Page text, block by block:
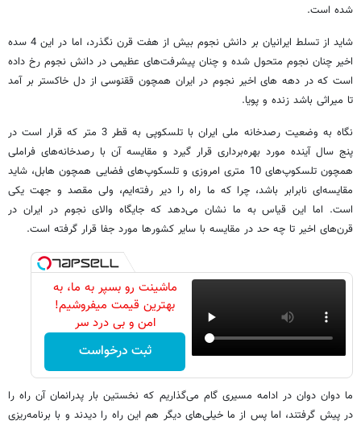
شده است.
شاید از تسلط ایرانیان بر دانش نجوم بیش از هفت قرن نگذرد، اما در این 4 سده
اخیر چنان نجوم متحول شده و چنان پیشرفت‌های عظیمی در دانش نجوم رخ داده
است که در دهه های اخیر نجوم در ایران همچون ققنوسی از دل خاکستر بر آمد
تا میراثی باشد زنده و پویا.
نگاه به وضعیت رصدخانه ملی ایران با تلسکوپی به قطر 3 متر که قرار است در
پنج سال آینده مورد بهره‌برداری قرار گیرد و مقایسه آن با رصدخانه‌های فراملی
همچون تلسکوپ‌های 10 متری امروزی و تلسکوپ‌های فضایی همچون هابل، شاید
مقایسه‌ای نابرابر باشد، چرا که ما راه را دیر رفته‌ایم، ولی مقصد و جهت یکی
است. اما این قیاس به ما نشان می‌دهد که جایگاه والای نجوم در ایران در
قرن‌های اخیر تا چه حد در مقایسه با سایر کشورها مورد جفا قرار گرفته است.
ماشینت رو بسپر به ما، به
بهترین قیمت میفروشیم!
امن و بی درد سر
ثبت درخواست
ما دوان دوان در ادامه مسیری گام می‌گذاریم که نخستین بار پدرانمان آن راه را
در پیش گرفتند، اما پس از ما خیلی‌های دیگر هم این راه را دیدند و با برنامه‌ریزی